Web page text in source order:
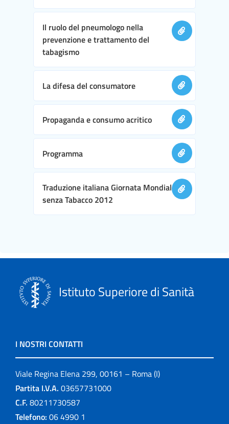
Il ruolo del pneumologo nella
prevenzione e trattamento del
tabagismo
La difesa del consumatore
Propaganda e consumo acritico
Programma
Traduzione italiana Giornata Mondiale
senza Tabacco 2012
Istituto Superiore di Sanità
I NOSTRI CONTATTI
Viale Regina Elena 299, 00161 – Roma (I)
Partita I.V.A. 03657731000
C.F. 80211730587
Telefono: 06 4990 1